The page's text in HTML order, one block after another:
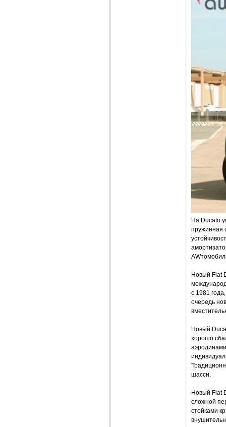
На Ducato
пружинная
Новый Fiat
с 1981
очередь
Новый
хорошо
шасси.
Новый Fiat
сложной
стойками